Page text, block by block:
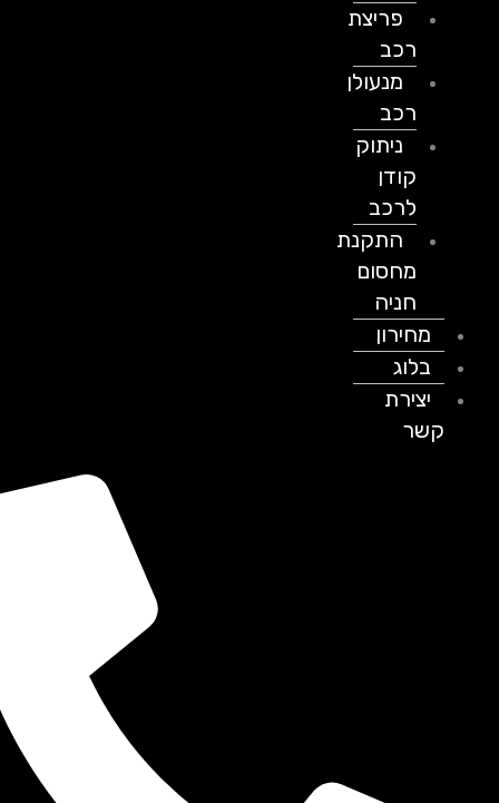
פריצת
מנעולן
ניתוק
לרכב
התקנת
מחסום
חניה
מחירון
בלוג
יצירת
קשר